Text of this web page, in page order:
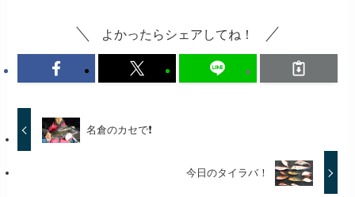
よかったらシェアしてね！
名倉のカセで❗
今日のタイラバ！